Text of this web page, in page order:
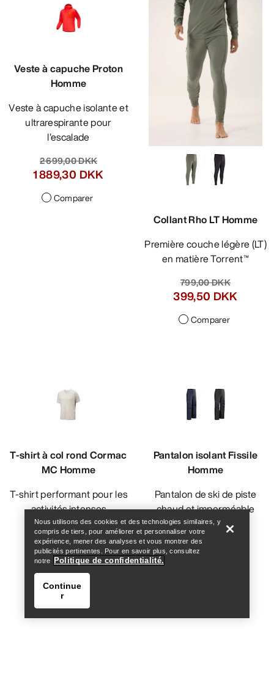
Help
Veste à capuche Proton
Homme
Veste à capuche isolante et
ultrarespirante pour
l’escalade
2 699,00 DKK
1 889,30 DKK
Comparer
Collant Rho LT Homme
Première couche légère (LT)
en matière Torrent™
799,00 DKK
399,50 DKK
Comparer
T-shirt à col rond Cormac
MC Homme
T-shirt performant pour les
activités intenses
549,00 DKK
329,40 DKK
Comparer
Pantalon isolant Fissile
Homme
Pantalon de ski de piste
chaud et imperméable
5 599,00 DKK
2 799,50 DKK
Nous utilisons des cookies et des technologies similaires, y
compris de tiers, pour améliorer et personnaliser votre
expérience, mener des analyses et vous montrer des
publicités pertinentes. Pour en savoir plus, consultez
notre
Politique de confidentialité.
Continue
r